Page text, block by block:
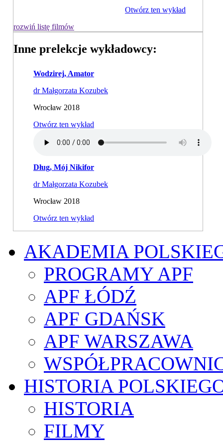
Otwórz ten wykład
rozwiń listę filmów
Inne prelekcje wykładowcy:
Wodzirej, Amator
dr Małgorzata Kozubek
Wrocław 2018
Otwórz ten wykład
Dług, Mój Nikifor
dr Małgorzata Kozubek
Wrocław 2018
Otwórz ten wykład
AKADEMIA
PROGRAMY APF
APF ŁÓDŹ
APF GDAŃSK
APF WARSZAWA
HISTORIA
HISTORIA
FILMY